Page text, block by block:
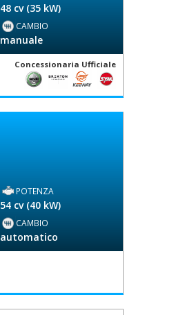
48 cv (35 kW)
CAMBIO
manuale
Concessionaria Ufficiale
POTENZA
54 cv (40 kW)
CAMBIO
automatico